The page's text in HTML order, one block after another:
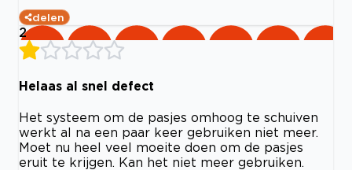
delen
2
Helaas al snel defect
Het systeem om de pasjes omhoog te schuiven
werkt al na een paar keer gebruiken niet meer.
Moet nu heel veel moeite doen om de pasjes
eruit te krijgen. Kan het niet meer gebruiken.